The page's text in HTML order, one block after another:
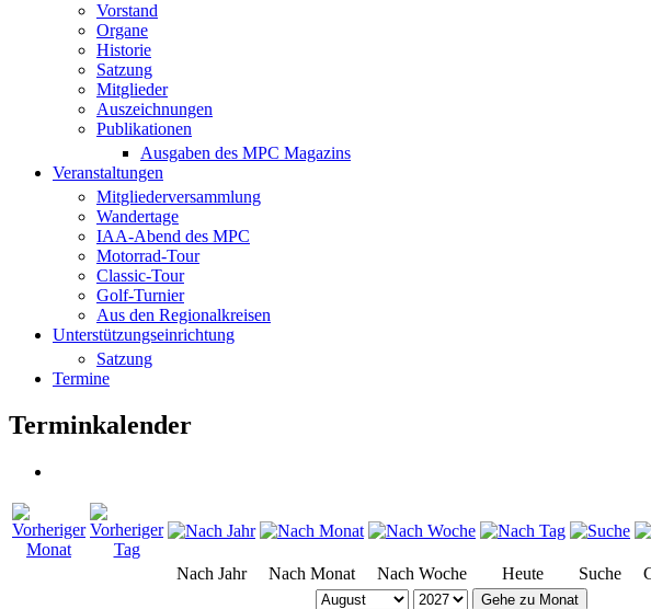
Vorstand
Organe
Historie
Satzung
Mitglieder
Auszeichnungen
Publikationen
Ausgaben des MPC Magazins
Veranstaltungen
Mitgliederversammlung
Wandertage
IAA-Abend des MPC
Motorrad-Tour
Classic-Tour
Golf-Turnier
Aus den Regionalkreisen
Unterstützungseinrichtung
Satzung
Termine
Terminkalender
Nach Jahr Nach Monat Nach Woche Heute Suche
Gehe zu Monat